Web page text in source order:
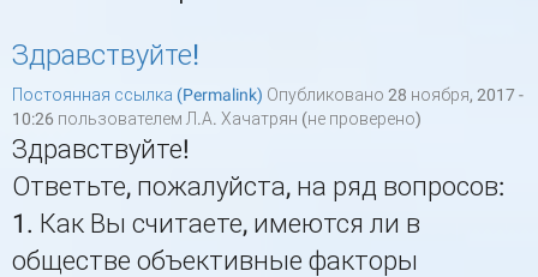
Здравствуйте!
Постоянная ссылка (Permalink) Опубликовано 28 ноября, 2017 -
10:26 пользователем Л.А. Хачатрян (не проверено)
Здравствуйте!
Ответьте, пожалуйста, на ряд вопросов:
1. Как Вы считаете, имеются ли в
обществе объективные факторы